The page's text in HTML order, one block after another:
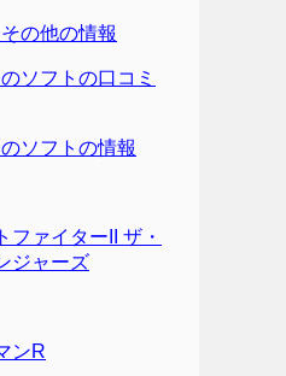
の他の情報
ソフトの口コミ
ソフトの情報
ファイターII ザ・
ジャーズ
ンR